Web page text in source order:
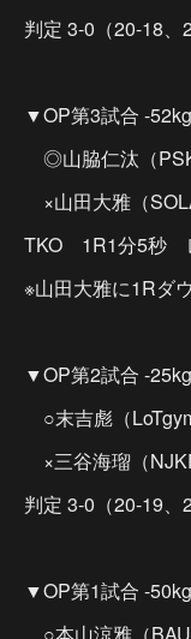
判定 3-0（20-18、
▼OP第3試合 -
◎山脇仁汰（
×山田大雅（
TKO 1R1分5秒
※山田大雅に1Rダ
▼OP第2試合 -
○末吉彪（
×三谷海瑠（
判定 3-0（20-19、
▼OP第1試合 -